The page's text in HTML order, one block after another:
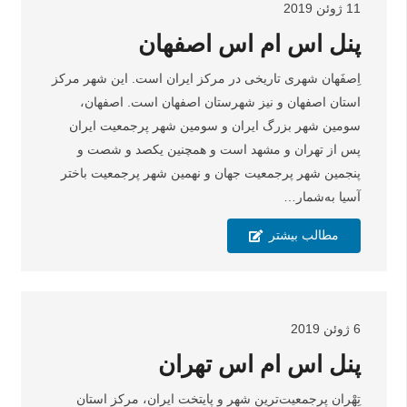
11 ژوئن 2019
پنل اس ام اس اصفهان
اِصفَهان شهری تاریخی در مرکز ایران است. این شهر مرکز
استان اصفهان و نیز شهرستان اصفهان است. اصفهان،
سومین شهر بزرگ ایران و سومین شهر پرجمعیت ایران
پس از تهران و مشهد است و همچنین یکصد و شصت و
پنجمین شهر پرجمعیت جهان و نهمین شهر پرجمعیت باختر
آسیا به‌شمار…
مطالب بیشتر
6 ژوئن 2019
پنل اس ام اس تهران
تِهْران پرجمعیت‌ترین شهر و پایتخت ایران، مرکز استان